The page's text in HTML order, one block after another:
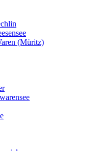
(Müritz)